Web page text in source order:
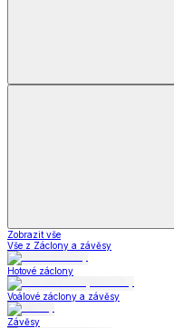
Zobrazit vše
Vše z Záclony a závěsy
Hotové záclony
Voálové záclony a závěsy
Závěsy